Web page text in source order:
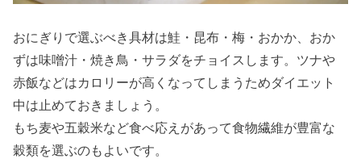
キー
› 大手コンビニ
で買える！お
すすめダイエ
ット食品をコ
ンビニ別にご
おにぎりで選ぶべき具材は鮭・昆布・梅・おかか、おか
ずは味噌汁・焼き鳥・サラダをチョイスします。ツナや
赤飯などはカロリーが高くなってしまうためダイエット
中は止めておきましょう。
もち麦や五穀米など食べ応えがあって食物繊維が豊富な
穀類を選ぶのもよいです。